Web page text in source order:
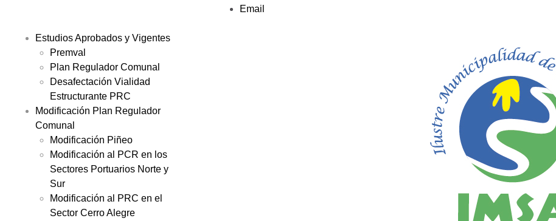
Estudios Aprobados y Vigentes
Premval
Plan Regulador Comunal
Desafectación Vialidad
Estructurante PRC
Modificación Plan Regulador
Comunal
Modificación Piñeo
Modificación al PCR en los
Sectores Portuarios Norte y
Sur
Modificación al PRC en el
Sector Cerro Alegre
Email